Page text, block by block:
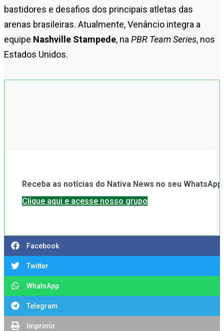
bastidores e desafios dos principais atletas das
arenas brasileiras. Atualmente, Venâncio integra a
equipe Nashville Stampede, na PBR Team Series, nos
Estados Unidos.
Receba as notícias do Nativa News no seu WhatsApp.
Clique aqui e acesse nosso grupo
Facebook
Twitter
WhatsApp
Telegram
Imprimir